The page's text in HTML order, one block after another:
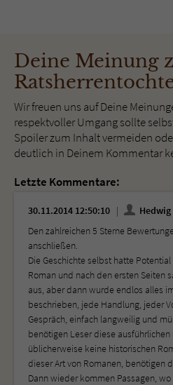
Deine Meinung
Wir freuen uns auf Deine
respektvoller Umgang sollte
Spoiler zum Inhalt vermeiden
deutlich in Deinem Kommentar
Letzte Kommentare:
30.11.2014 12:50:10
Hedwig
Den zahlreichen 5 Sterne
anschließen.
Die Geschichte selbst hatte
Roman und nach den ersten Seiten
aus, aber dann wurde endlos alles
beschrieben, jede Handlung, jeder
Gespräch, einfach langweilig und
benötigen Leser diese
üblicherweise keine historischen
dieser Art von Romanen, benötigen
Dann wieder kommen Passagen,